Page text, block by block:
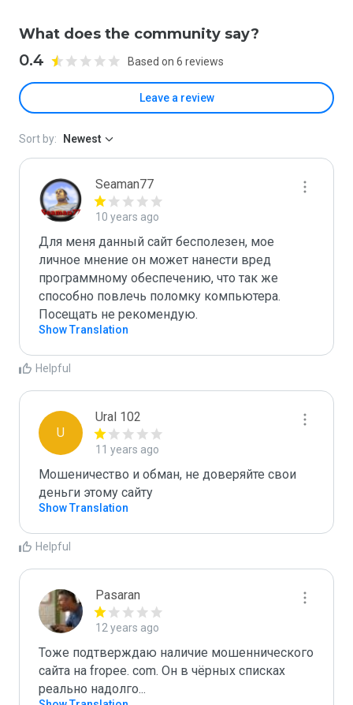
What does the community say?
0.4 Based on 6 reviews
Leave a review
Sort by: Newest
Seaman77
10 years ago
Для меня данный сайт бесполезен, мое
личное мнение он может нанести вред
программному обеспечению, что так же
способно повлечь поломку компьютера.
Посещать не рекомендую.
Show Translation
Helpful
U
Ural 102
11 years ago
Мошеничество и обман, не доверяйте свои
деньги этому сайту
Show Translation
Helpful
Pasaran
12 years ago
Тоже подтверждаю наличие мошеннического
сайта на fropee. com. Он в чёрных списках
реально надолго...